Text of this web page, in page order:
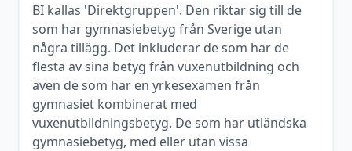
BI kallas 'Direktgruppen'. Den riktar sig till de
som har gymnasiebetyg från Sverige utan
några tillägg. Det inkluderar de som har de
flesta av sina betyg från vuxenutbildning och
även de som har en yrkesexamen från
gymnasiet kombinerat med
vuxenutbildningsbetyg. De som har utländska
gymnasiebetyg, med eller utan vissa